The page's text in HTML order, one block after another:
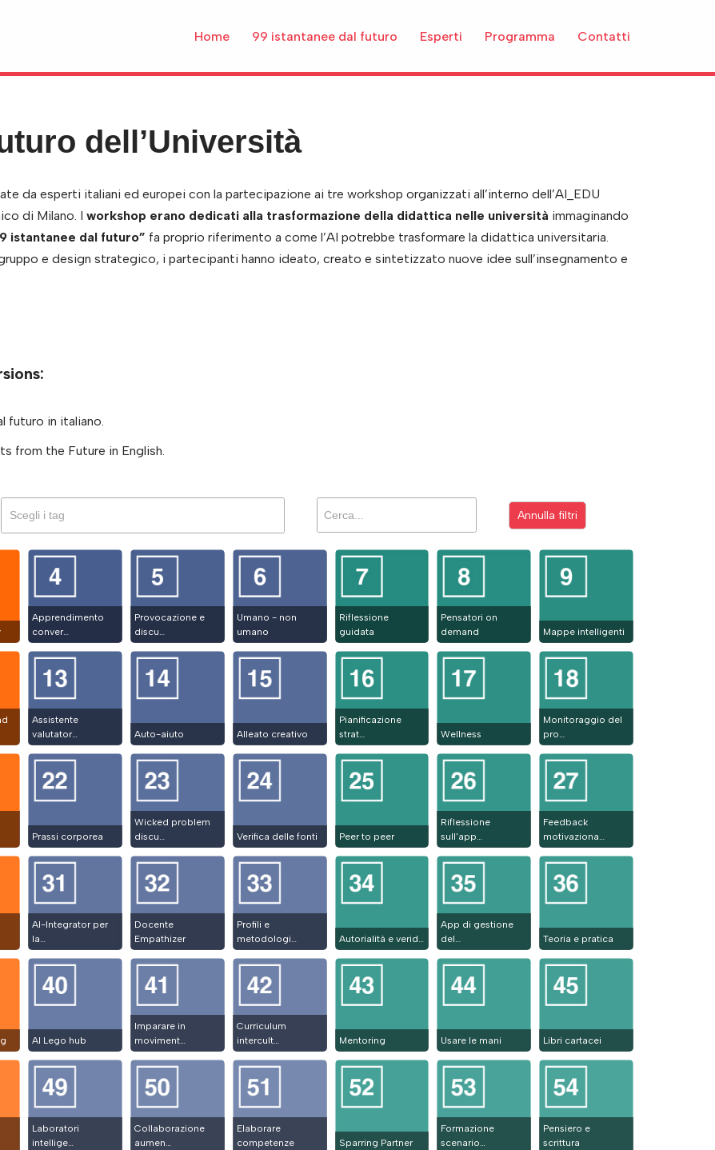
Home 99 istantanee dal futuro Esperti Programma Contatti
dell’Università
da esperti italiani ed europei con la partecipazione ai tre workshop organizzati all’interno dell’AI_EDU
di Milano. I workshop erano dedicati alla trasformazione della didattica nelle università immaginando
istantanee dal futuro” fa proprio riferimento a come l’AI potrebbe trasformare la didattica universitaria.
e design strategico, i partecipanti hanno ideato, creato e sintetizzato nuove idee sull’insegnamento e
futuro in italiano.
from the Future in English.
Annulla filtri
Apprendimento
conver…
Provocazione e
discu…
Umano - non
umano
Riflessione
guidata
Pensatori on
demand
Mappe intelligenti
Assistente
valutator…
Auto-aiuto Alleato creativo
Pianificazione
strat…
Wellness
Monitoraggio del
pro…
Prassi corporea
Wicked problem
discu…
Verifica delle fonti Peer to peer
Riflessione
sull'app…
Feedback
motivaziona…
AI-Integrator per
la…
Docente
Empathizer
Profili e
metodologi…
Autorialità e verid…
App di gestione
del…
Teoria e pratica
AI Lego hub
Imparare in
moviment…
Curriculum
intercult…
Mentoring Usare le mani Libri cartacei
Laboratori
intellige…
Collaborazione
aumen…
Elaborare
competenze
Sparring Partner
Formazione
scenario…
Pensiero e
scrittura